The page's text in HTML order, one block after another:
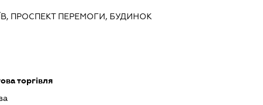
ПРОСПЕКТ ПЕРЕМОГИ, БУДИНОК
торгівля